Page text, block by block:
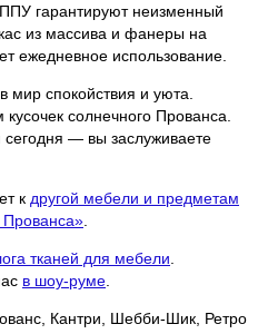
гарантируют неизменный
из массива и фанеры на
ежедневное использование.
мир спокойствия и уюта.
солнечного Прованса.
сегодня — вы заслуживаете
к другой мебели и предметам
Прованса»
тканей для мебели
в шоу-руме
Кантри, Шебби-Шик, Ретро